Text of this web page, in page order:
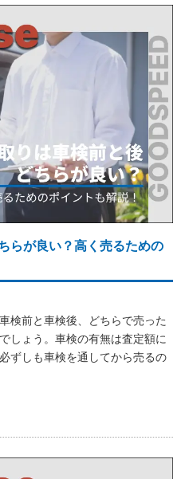
らが良い？高く売るための
検前と車検後、どちらで売った
しょう。車検の有無は査定額に
ずしも車検を通してから売るの